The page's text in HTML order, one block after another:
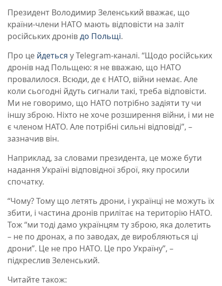
Президент Володимир Зеленський вважає, що
країни-члени НАТО мають відповісти на заліт
російських дронівдо Польщі.
Про це йдеться у Telegram-каналі. “Щодо російських
дронів над Польщею: я не вважаю, що НАТО
провалилося. Всюди, де є НАТО, війни немає. Але
коли сьогодні йдуть сигнали такі, треба відповісти.
Ми не говоримо, що НАТО потрібно задіяти ту чи
іншу зброю. Ніхто не хоче розширення війни, і ми не
є членом НАТО. Але потрібні сильні відповіді”, –
зазначив він.
Наприклад, за словами президента, це може бути
надання Україні відповідної зброї, яку просили
спочатку.
“Чому? Тому що летять дрони, і українці не можуть їх
збити, і частина дронів прилітає на територію НАТО.
Тож “ми тоді дамо українцям ту зброю, яка долетить
– не по дронах, а по заводах, де виробляються ці
дрони”. Це не про НАТО. Це про Україну”, –
підкреслив Зеленський.
Читайте також: